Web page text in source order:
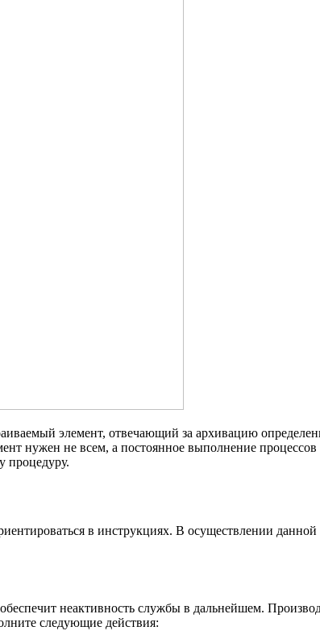
элемент, отвечающий за архивацию
нужен не всем, а постоянное выполнение
процедуру.
в инструкциях. В осуществлении
неактивность службы в дальнейшем.
следующие действия: